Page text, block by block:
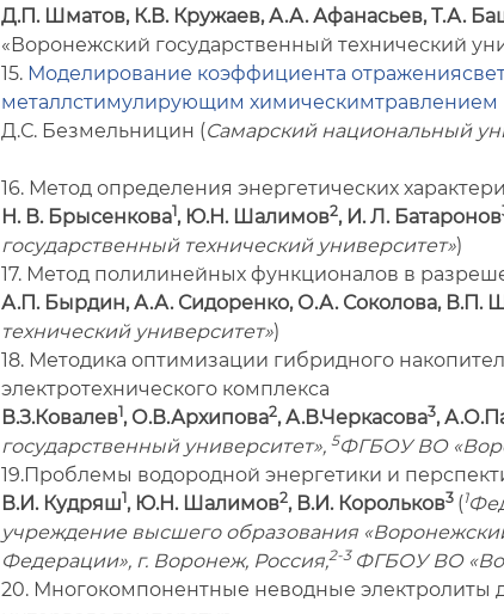
Д.П. Шматов, К.В. Кружаев, А.А. Афанасьев, Т.А.
«Воронежский государственный технический
15. Моделирование коэффициента
металлстимулирующим химическимтравлением
Д.С. Безмельницин (Самарский национальный
16. Метод определения энергетических
Н. В. Брысенкова1, Ю.Н. Шалимов2, И. Л. Батаронов
государственный технический университет»)
17. Метод полилинейных функционалов в
А.П. Бырдин, А.А. Сидоренко, О.А. Соколова, В.П.
технический университет»)
18. Методика оптимизации гибридного
электротехнического комплекса
В.З.Ковалев1, О.В.Архипова2, А.В.Черкасова3,
государственный университет», 5ФГБОУ ВО
19.Проблемы водородной энергетики и
В.И. Кудряш1, Ю.Н. Шалимов2, В.И. Корольков3 (1
учреждение высшего образования
Федерации», г. Воронеж, Россия,2-3 ФГБОУ ВО
20. Многокомпонентные неводные электролиты